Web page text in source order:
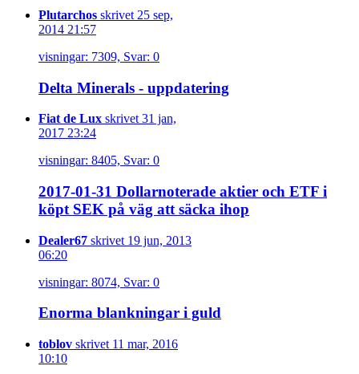
Plutarchos skrivet 25 sep,
2014 21:57
visningar: 7309, Svar: 0
Delta Minerals - uppdatering
Fiat de Lux skrivet 31 jan,
2017 23:24
visningar: 8405, Svar: 0
2017-01-31 Dollarnoterade aktier och ETF i
köpt SEK på väg att säcka ihop
Dealer67 skrivet 19 jun, 2013
06:20
visningar: 8074, Svar: 0
Enorma blankningar i guld
toblov skrivet 11 mar, 2016
10:10